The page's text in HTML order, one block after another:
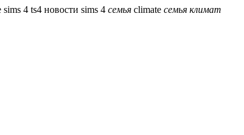
sims 4 ts4 новости sims 4 семья climate семья климат